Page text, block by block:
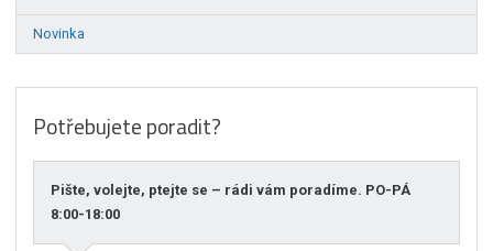
Novinka
Potřebujete poradit?
Pište, volejte, ptejte se – rádi vám poradíme. PO-PÁ
8:00-18:00